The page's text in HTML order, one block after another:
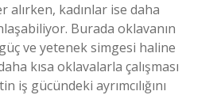
kadınlar ise daha
Burada oklavanın
ve yetenek simgesi haline
kısa oklavalarla çalışması
iş gücündeki ayrımcılığını